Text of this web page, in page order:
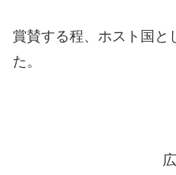
賞賛する程、ホスト国と
た。